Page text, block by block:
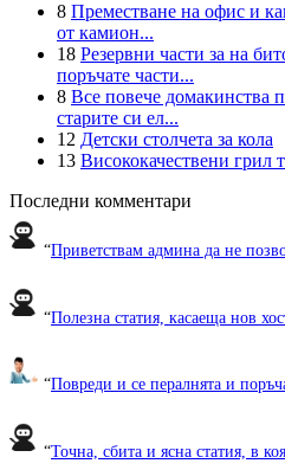
8 Преместване на офис и
от камион...
18 Резервни части за на
поръчате части...
8 Все повече домакинства
старите си ел...
12 Детски столчета за кола
13 Висококачествени грил
Последни комментари
“Приветствам админа да не
“Полезна статия, касаеща нов
“Повреди и се пералнята и
“Точна, сбита и ясна статия, в